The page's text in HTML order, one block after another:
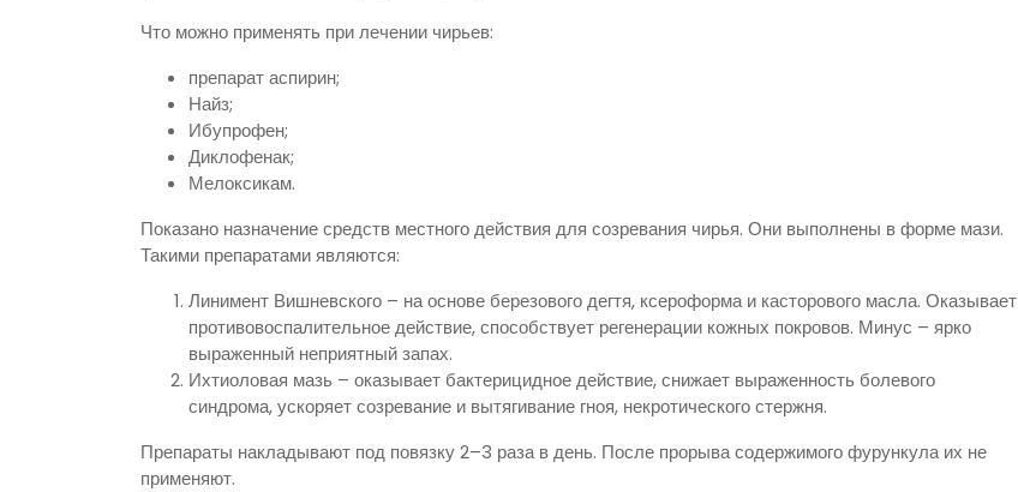
Что можно применять при лечении чирьев:
препарат аспирин;
Найз;
Ибупрофен;
Диклофенак;
Мелоксикам.
Показано назначение средств местного действия для созревания чирья. Они выполнены в форме мази.
Такими препаратами являются:
Линимент Вишневского – на основе березового дегтя, ксероформа и касторового масла. Оказывает
противовоспалительное действие, способствует регенерации кожных покровов. Минус – ярко
выраженный неприятный запах.
Ихтиоловая мазь – оказывает бактерицидное действие, снижает выраженность болевого
синдрома, ускоряет созревание и вытягивание гноя, некротического стержня.
Препараты накладывают под повязку 2–3 раза в день. После прорыва содержимого фурункула их не
применяют.